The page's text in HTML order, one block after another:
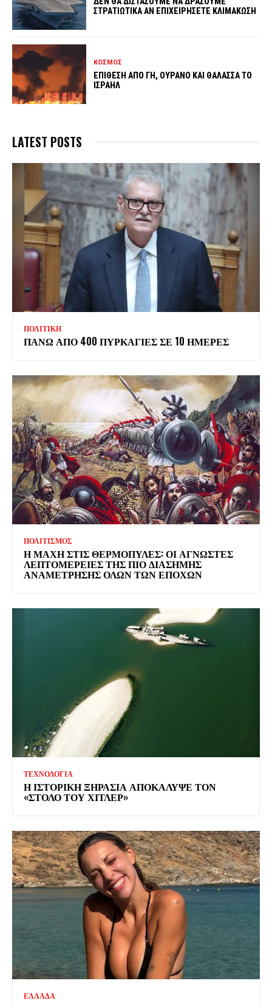
ΣΤΡΑΤΙΩΤΙΚΑ ΑΝ ΕΠΙΧΕΙΡΗΣΕΤΕ ΚΛΙΜΑΚΩΣΗ
ΚΟΣΜΟΣ
ΕΠΙΘΕΣΗ ΑΠΟ ΓΗ, ΟΥΡΑΝΟ ΚΑΙ ΘΑΛΑΣΣΑ ΤΟ
ΙΣΡΑΗΛ
LATEST POSTS
ΠΟΛΙΤΙΚΗ
ΠΑΝΩ ΑΠΟ 400 ΠΥΡΚΑΓΙΕΣ ΣΕ 10 ΗΜΕΡΕΣ
ΠΟΛΙΤΙΣΜΟΣ
Η ΜΑΧΗ ΣΤΙΣ ΘΕΡΜΟΠΥΛΕΣ: ΟΙ ΑΓΝΩΣΤΕΣ
ΛΕΠΤΟΜΕΡΕΙΕΣ ΤΗΣ ΠΙΟ ΔΙΑΣΗΜΗΣ
ΑΝΑΜΕΤΡΗΣΗΣ ΟΛΩΝ ΤΩΝ ΕΠΟΧΩΝ
ΤΕΧΝΟΛΟΓΙΑ
Η ΙΣΤΟΡΙΚΗ ΞΗΡΑΣΙΑ ΑΠΟΚΑΛΥΨΕ ΤΟΝ
«ΣΤΟΛΟ ΤΟΥ ΧΙΤΛΕΡ»
ΕΛΛΑΔΑ